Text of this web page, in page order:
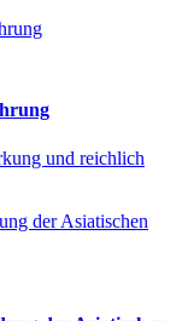
und reichlich